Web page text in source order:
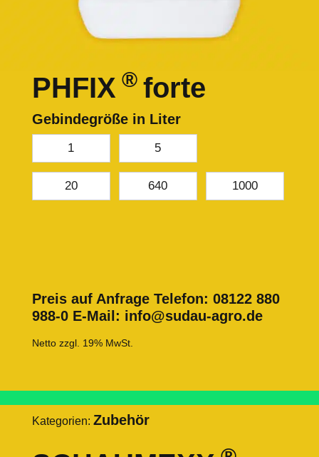
PHFIX ® forte
Gebindegröße in Liter
1 5
20 640 1000
Preis auf AnfrageTelefon: 08122 880
988-0 E-Mail: info@sudau-agro.de
Netto zzgl. 19% MwSt.
Kategorien: Zubehör